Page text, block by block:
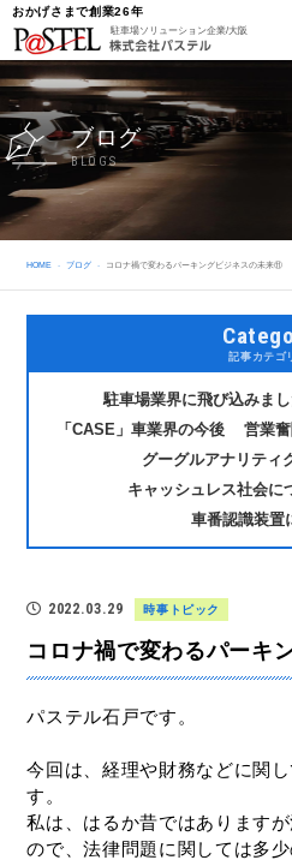
おかげさまで創業26年
駐車場ソリューション企業/大阪
ブログ
BLOGS
HOME ブログ コロナ禍で変わるパーキングビジネスの未来⑪
記事カテゴ
駐車場業界に飛び込みまし
「CASE」車業界の今後
営業
グーグルアナリティ
キャッシュレス社会に
車番認識装置
2022.03.29 時事トピック
コロナ禍で変わるパーキ
パステル石戸です。
今回は、経理や財務などに関
す。
私は、はるか昔ではあります
ので、法律問題に関しては多少